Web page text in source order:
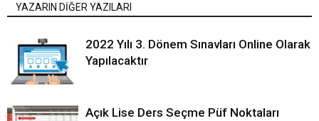
YAZARIN DİĞER YAZILARI
2022 Yılı 3. Dönem Sınavları Online Olarak
Yapılacaktır
Açık Lise Ders Seçme Püf Noktaları